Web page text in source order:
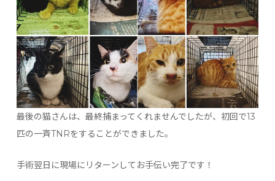
最後の猫さんは、最終捕まってくれませんでしたが、初回で13
匹の一斉TNRをすることができました。
手術翌日に現場にリターンしてお手伝い完了です！